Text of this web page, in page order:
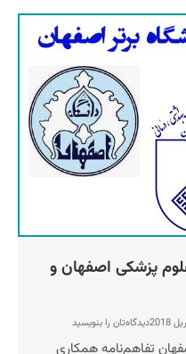
پزشکی اصفهان و
دیدگاه‌تان را بنویسید
تفاهم‌نامه همکاری